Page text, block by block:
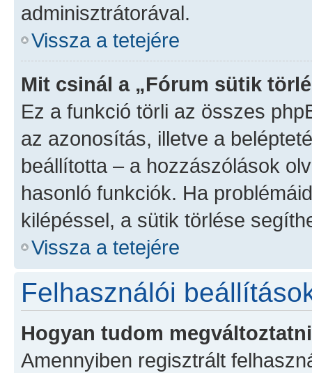
adminisztrátorával.
Vissza a tetejére
Mit csinál a „Fórum sütik
Ez a funkció törli az összes
az azonosítás, illetve a
beállította – a hozzászólások
hasonló funkciók. Ha
kilépéssel, a sütik törlése
Vissza a tetejére
Felhasználói
Hogyan tudom
Amennyiben regisztrált